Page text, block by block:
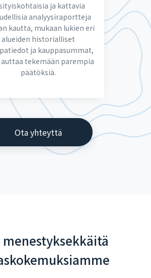
ja kattavia
analyysiraportteja
kautta, mukaan lukien eri
alueiden historialliset
ja kauppasummat,
tekemään parempia
päätöksiä.
Ota yhteyttä
menestyksekkäitä